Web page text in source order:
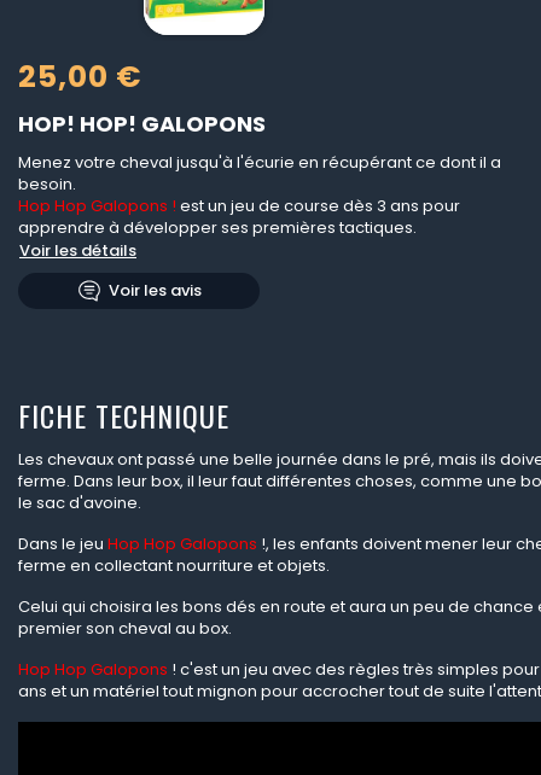
25,00 €
HOP! HOP! GALOPONS
Menez votre cheval jusqu'à l'écurie en récupérant ce dont il a
besoin.
Hop Hop Galopons ! est un jeu de course dès 3 ans pour
apprendre à développer ses premières tactiques.
Voir les détails
Voir les avis
FICHE TECHNIQUE
Les chevaux ont passé une belle journée dans le pré, mais ils
ferme. Dans leur box, il leur faut différentes choses, comme une
le sac d'avoine.
Dans le jeu Hop Hop Galopons !, les enfants doivent mener leur
ferme en collectant nourriture et objets.
Celui qui choisira les bons dés en route et aura un peu de
premier son cheval au box.
Hop Hop Galopons ! c'est un jeu avec des règles très simples
ans et un matériel tout mignon pour accrocher tout de suite